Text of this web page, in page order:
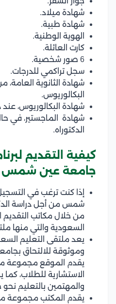
شهادة ميلاد.
شهادة طبية.
الهوية الوطنية.
كارت العائلة.
6 صور شخصية.
سجل تراكمي للدرجات.
شهادة الثانوية العامة،
البكالوريوس.
شهادة البكالوريوس، عند
شهادة الماجستير، في
الدكتوراه.
كيفية التقديم
جامعة عين شمس
إذا كنت ترغب في
شمس من أجل دراسة
من خلال مكاتب
السعودية والتي منها
يعد ملتقى التعليم
وموثوقة للالتحاق
يقدم الموقع مجموعة
الاستشارية للطلاب،
والمهتمين بالتعليم نحو
يقدم المكتب مجموعة